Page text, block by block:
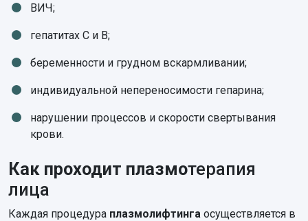
ВИЧ;
гепатитах С и В;
беременности и грудном вскармливании;
индивидуальной непереносимости гепарина;
нарушении процессов и скорости свертывания
крови.
Как проходит плазмотерапия
лица
Каждая процедура плазмолифтинга осуществляется в